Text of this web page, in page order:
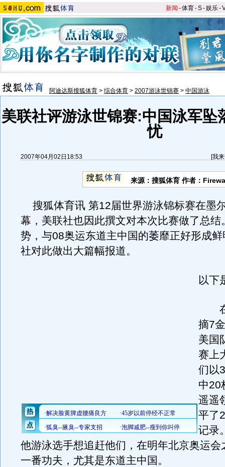
新闻 -体育-S-娱乐-
阿迪达斯搜狐体育 > 综合体育 > 2007游泳世锦赛 > 中国游泳
美联社评游泳世锦赛:中国泳军坠
忧
2007年04月02日18:53 [我
来源：搜狐体育 作者：
搜狐体育讯 第12届世界游泳锦标赛在墨
幕，美联社也因此撰文对本次比赛做了总结
势，与08奥运东道主中国的萎靡正好形成
社对此做出大篇幅报道。
以下
在
摘7
美国
赛上
们以
中20
遥遥
平了
记录
他游泳选手想追赶他们，在明年北京奥运会
一番功夫，尤其是东道主中国。